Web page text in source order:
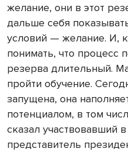
желание, они в этот
дальше себя
условий — желание. И,
понимать, что процесс
резерва длительный.
пройти обучение.
запущена, она
потенциалом, в том
сказал участвовавший
представитель